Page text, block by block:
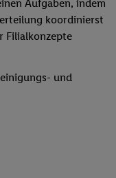
Aufgaben, indem
koordinierst
Filialkonzepte
und